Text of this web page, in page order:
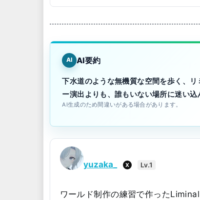
AI AI要約
下水道のような無機質な空間を歩く、
ー演出よりも、誰もいない場所に迷い
AI生成のため間違いがある場合があります。
yuzaka_ X Lv.1
ワールド制作の練習で作った